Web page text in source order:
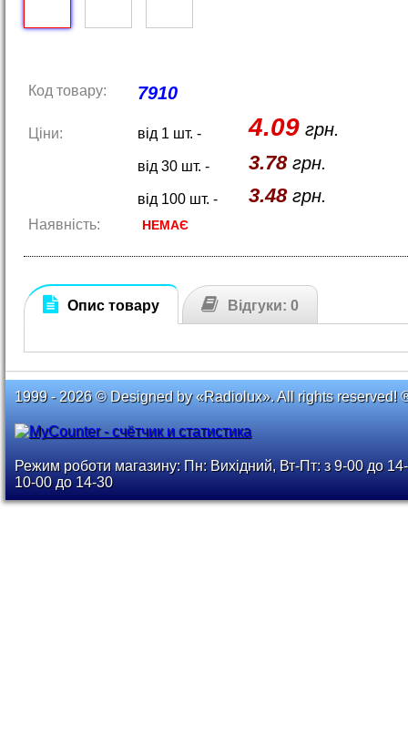
Код товару: 7910
Ціни: від 1 шт. - 4.09грн.
від 30 шт. - 3.78грн.
від 100 шт. - 3.48грн.
Наявність: НЕМАЄ
Опис товару Відгуки: 0
1999 - 2026 © Designed by «Radiolux». All rights reserved!
Режим роботи магазину: Пн: Вихідний, Вт-Пт: з 9-00 до
10-00 до 14-30